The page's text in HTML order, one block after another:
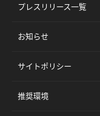
プレスリリース一覧
お知らせ
サイトポリシー
推奨環境